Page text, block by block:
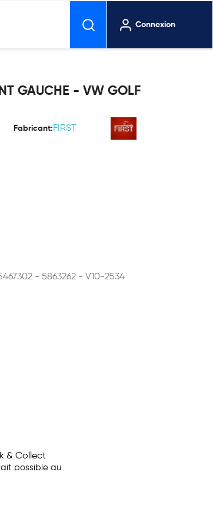
Connexion
GAUCHE - VW GOLF
Fabricant: FIRST
- 5863262 - V10-2534
& Collect
possible au